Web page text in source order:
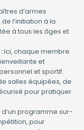
d’armes
l’initiation à la
à tous les âges et
Ici, chaque membre
et
et sportif.
salles équipées, de
pour pratiquer
programme sur-
pour